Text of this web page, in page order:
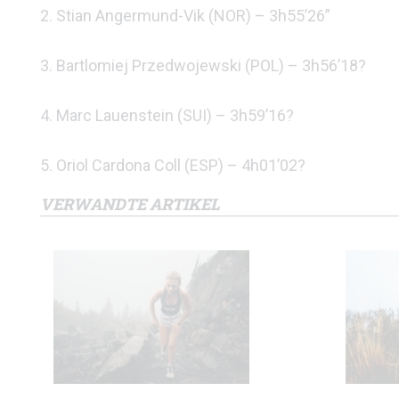
2. Stian Angermund-Vik (NOR) – 3h55’26”
3. Bartlomiej Przedwojewski (POL) – 3h56’18?
4. Marc Lauenstein (SUI) – 3h59’16?
5. Oriol Cardona Coll (ESP) – 4h01’02?
VERWANDTE ARTIKEL